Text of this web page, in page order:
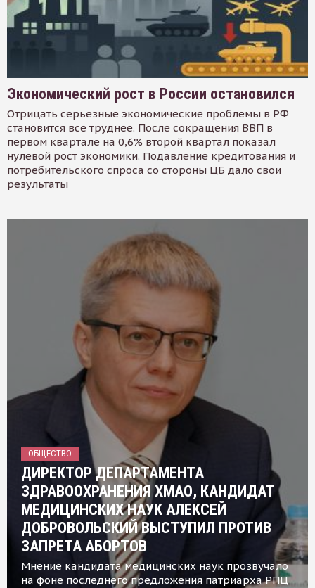
Экономический рост в России остановился
Отрицать серьезные экономические проблемы в РФ
становится все труднее. После сокращения ВВП в
первом квартале на 0,6% второй квартал показал
нулевой рост экономики. Подавление кредитования и
потребительского спроса со стороны ЦБ дало свои
результаты
ОБЩЕСТВО
ДИРЕКТОР ДЕПАРТАМЕНТА
ЗДРАВООХРАНЕНИЯ ХМАО, КАНДИДАТ
МЕДИЦИНСКИХ НАУК АЛЕКСЕЙ
ДОБРОВОЛЬСКИЙ ВЫСТУПИЛ ПРОТИВ
ЗАПРЕТА АБОРТОВ
Мнение кандидата медицинских наук прозвучало
на фоне последнего предложения патриарха РПЦ